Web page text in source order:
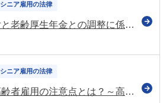
シニア雇用の法律
高年齢雇用継続給付と老齢厚生年金との調整に係る老齢厚生年金における支給停止率の引下げ（最大6％→最大4％）について通達を発出（厚労省）
シニア雇用の法律
【専門家コラム】高齢者雇用の注意点とは？～高齢者の労務管理上の注意点を解説～